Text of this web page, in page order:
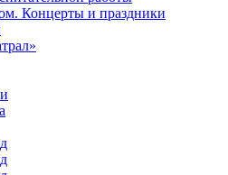
Концерты и праздники